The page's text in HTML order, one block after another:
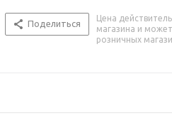
Поделиться
Цена
магазина и
розничных